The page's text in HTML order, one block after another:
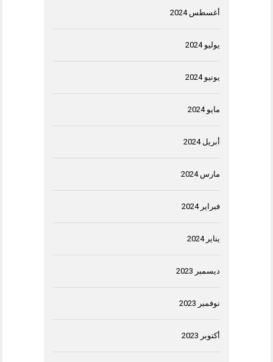
أغسطس 2024
يوليو 2024
يونيو 2024
مايو 2024
أبريل 2024
مارس 2024
فبراير 2024
يناير 2024
ديسمبر 2023
نوفمبر 2023
أكتوبر 2023